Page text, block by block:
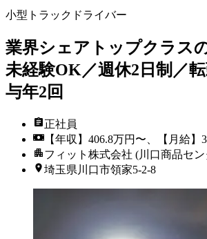
小型トラックドライバー
業界シェアトップクラス
未経験OK／週休2日制／
与年2回
正社員
【年収】406.8万円〜、【月給】
フィット株式会社 (川口商品セ
埼玉県川口市領家5-2-8